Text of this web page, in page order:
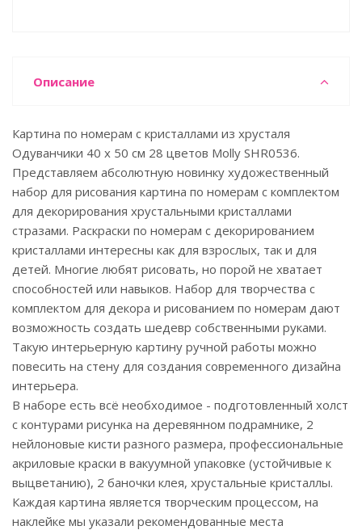
Описание
Картина по номерам с кристаллами из хрусталя
Одуванчики 40 х 50 см 28 цветов Molly SHR0536.
Представляем абсолютную новинку художественный
набор для рисования картина по номерам с комплектом
для декорирования хрустальными кристаллами
стразами. Раскраски по номерам с декорированием
кристаллами интересны как для взрослых, так и для
детей. Многие любят рисовать, но порой не хватает
способностей или навыков. Набор для творчества с
комплектом для декора и рисованием по номерам дают
возможность создать шедевр собственными руками.
Такую интерьерную картину ручной работы можно
повесить на стену для создания современного дизайна
интерьера.
В наборе есть всё необходимое - подготовленный холст
с контурами рисунка на деревянном подрамнике, 2
нейлоновые кисти разного размера, профессиональные
акриловые краски в вакуумной упаковке (устойчивые к
выцветанию), 2 баночки клея, хрустальные кристаллы.
Каждая картина является творческим процессом, на
наклейке мы указали рекомендованные места